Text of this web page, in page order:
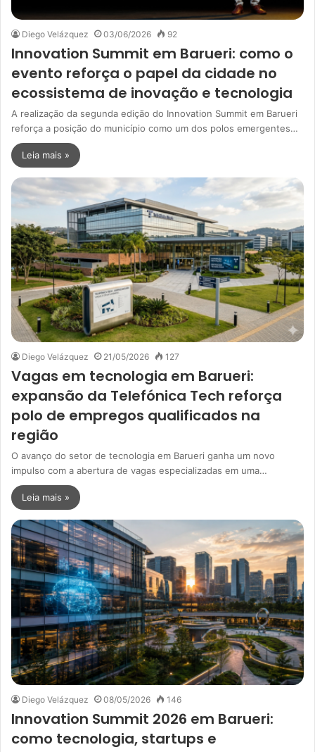
Diego Velázquez 03/06/2026 92
Innovation Summit em Barueri: como o
evento reforça o papel da cidade no
ecossistema de inovação e tecnologia
A realização da segunda edição do Innovation Summit em Barueri
reforça a posição do município como um dos polos emergentes…
Leia mais »
Diego Velázquez 21/05/2026 127
Vagas em tecnologia em Barueri:
expansão da Telefónica Tech reforça
polo de empregos qualificados na
região
O avanço do setor de tecnologia em Barueri ganha um novo
impulso com a abertura de vagas especializadas em uma…
Leia mais »
Diego Velázquez 08/05/2026 146
Innovation Summit 2026 em Barueri:
como tecnologia, startups e